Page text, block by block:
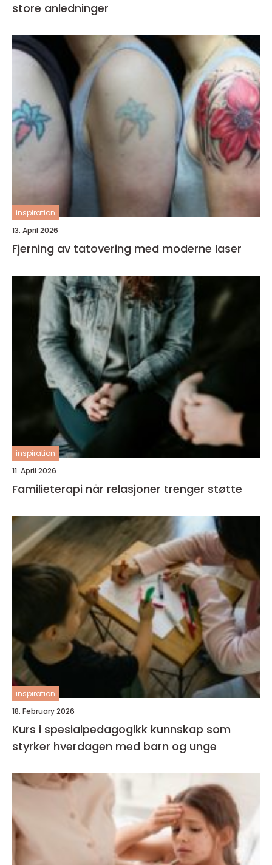
store anledninger
inspiration
13. April 2026
Fjerning av tatovering med moderne laser
inspiration
11. April 2026
Familieterapi når relasjoner trenger støtte
inspiration
18. February 2026
Kurs i spesialpedagogikk kunnskap som
styrker hverdagen med barn og unge